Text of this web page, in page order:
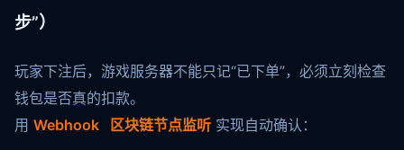
步”）
玩家下注后，游戏服务器不能只记“已下单”，必须立刻检查
钱包是否真的扣款。
用 Webhook 区块链节点监听 实现自动确认：